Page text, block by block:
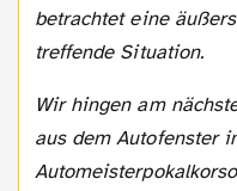
betrachtet eine
treffende Situation.
Wir hingen am nächsten Tag zwei Lamettastränge
aus dem Autofenster